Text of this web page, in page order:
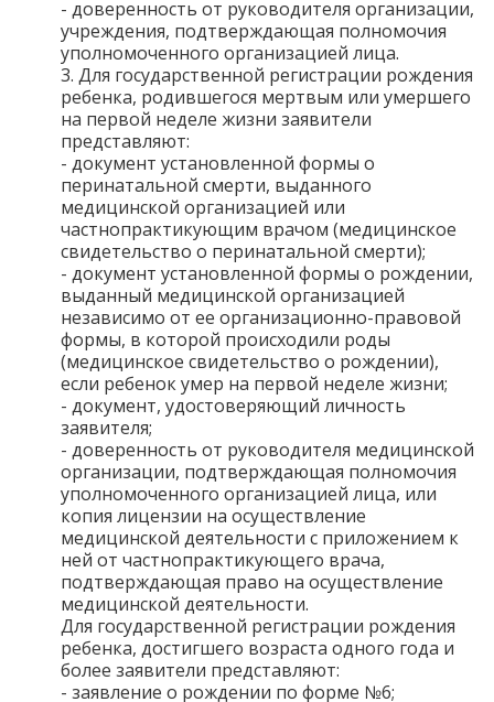
- доверенность от руководителя организации,
учреждения, подтверждающая полномочия
уполномоченного организацией лица.
3. Для государственной регистрации рождения
ребенка, родившегося мертвым или умершего
на первой неделе жизни заявители
представляют:
- документ установленной формы о
перинатальной смерти, выданного
медицинской организацией или
частнопрактикующим врачом (медицинское
свидетельство о перинатальной смерти);
- документ установленной формы о рождении,
выданный медицинской организацией
независимо от ее организационно-правовой
формы, в которой происходили роды
(медицинское свидетельство о рождении),
если ребенок умер на первой неделе жизни;
- документ, удостоверяющий личность
заявителя;
- доверенность от руководителя медицинской
организации, подтверждающая полномочия
уполномоченного организацией лица, или
копия лицензии на осуществление
медицинской деятельности с приложением к
ней от частнопрактикующего врача,
подтверждающая право на осуществление
медицинской деятельности.
Для государственной регистрации рождения
ребенка, достигшего возраста одного года и
более заявители представляют:
- заявление о рождении по форме №6;